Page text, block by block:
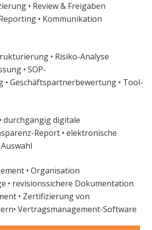
• Review & Freigaben
• Kommunikation
• Risiko-Analyse
• SOP-
• Geschäftspartnerbewertung • Tool-
• durchgängig digitale
Report • elektronische
• Organisation
• revisionssichere Dokumentation
• Zertifizierung von
Vertragsmanagement-Software